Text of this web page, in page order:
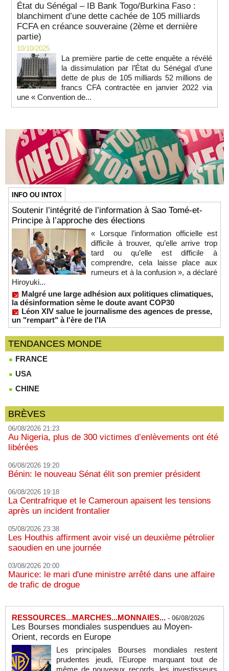
État du Sénégal – IB Bank Togo/Burkina Faso :
blanchiment d’une dette cachée de 105 milliards
FCFA en créance souveraine (2ème et dernière
partie)
10/10/2025
La première partie de cette enquête a révélé
la dissimulation par l’État du Sénégal d’une
dette de plus de 105 milliards 52 millions de
francs CFA contractée en janvier 2022 via
une « Convention de...
INFO OU INTOX
Soutenir l’intégrité de l’information à Sao Tomé-et-
Principe à l’approche des élections
« Lorsque l’information officielle est
difficile à trouver, qu’elle arrive trop
tard ou qu’elle est difficile à
comprendre, cela laisse place aux
rumeurs et à la confusion », a déclaré
Hiroyuki...
Malgré une large adhésion aux politiques climatiques,
la désinformation sème le doute avant COP30
Léon XIV salue le journalisme des agences de presse,
un "rempart" à l'ère de l'IA
TENDANCES MONDE
FRANCE
USA
CHINE
BRÈVES
06/08/2026 21:23
Au Nigeria, plus de 300 victimes d’enlèvements ont été
libérées
06/08/2026 19:20
Bénin: le nouveau Sénat élit son premier président
06/08/2026 19:18
La Centrafrique et le Cameroun apaisent les tensions
après un incident frontalier
05/08/2026 23:38
Les Houthis affirment avoir visé un deuxième pétrolier
saoudien en une journée
03/08/2026 20:00
Maurice: le mari d'une ministre arrêté dans une affaire
de trafic de drogue
RESSOURCES...MARCHES...MONNAIES... - 06/08/2026
Les Bourses mondiales suspendues au Moyen-
Orient, records en Europe
Les principales Bourses mondiales restent
prudentes jeudi, l'Europe marquant tout de
même de nouveaux records, les investisseurs